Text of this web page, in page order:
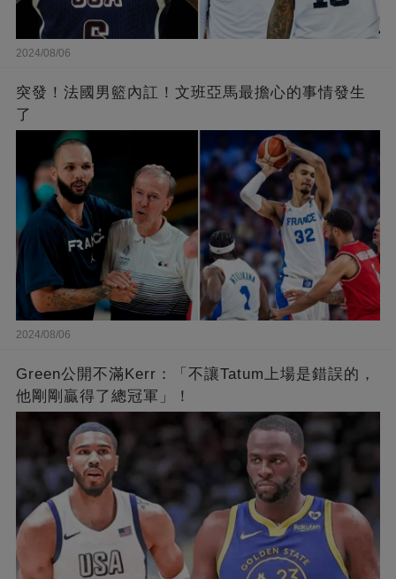
2024/08/06
突發！法國男籃內訌！文班亞馬最擔心的事情發生
了
2024/08/06
Green公開不滿Kerr：「不讓Tatum上場是錯誤的，
他剛剛贏得了總冠軍」！